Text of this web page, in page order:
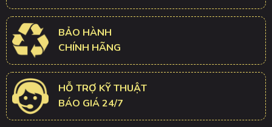
BẢO HÀNH
CHÍNH HÃNG
HỖ TRỢ KỸ THUẬT
BÁO GIÁ 24/7